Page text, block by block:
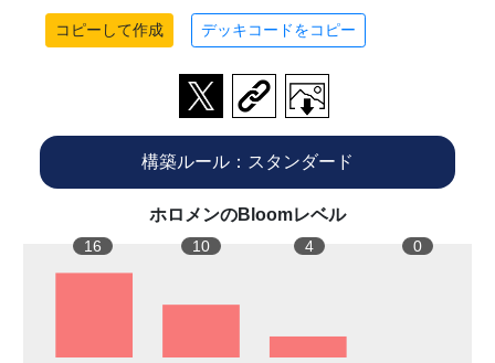
コピーして作成 デッキコードをコピー
構築ルール：スタンダード
ホロメンのBloomレベル
16 10 4 0